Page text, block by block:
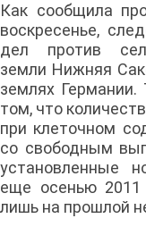
Как сообщила
воскресенье,
дел против
земли Нижняя
землях Германии.
том, что
при клеточном
со свободным
установленные
еще осенью 2011
лишь на прошлой